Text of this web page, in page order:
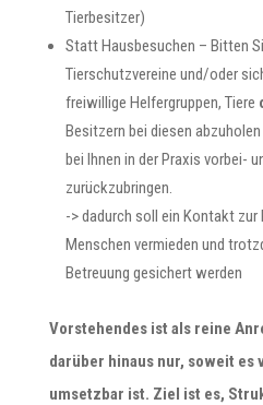
Tierbesitzer)
Statt Hausbesuchen – Bitten
Tierschutzvereine und/oder
freiwillige Helfergruppen, Tiere
Besitzern bei diesen
bei Ihnen in der Praxis vorbei-
zurückzubringen.
-> dadurch soll ein Kontakt zur
Menschen vermieden und
Betreuung gesichert werden
Vorstehendes ist als reine
darüber hinaus nur, soweit es
umsetzbar ist. Ziel ist es,